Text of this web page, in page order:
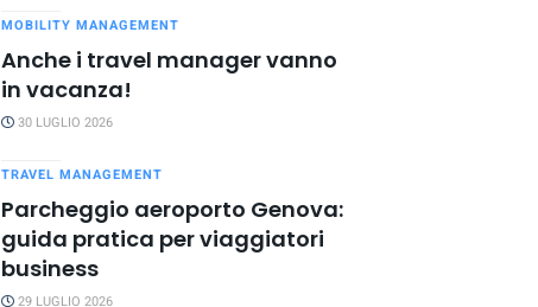
MOBILITY MANAGEMENT
Anche i travel manager vanno
in vacanza!
30 LUGLIO 2026
TRAVEL MANAGEMENT
Parcheggio aeroporto Genova:
guida pratica per viaggiatori
business
29 LUGLIO 2026